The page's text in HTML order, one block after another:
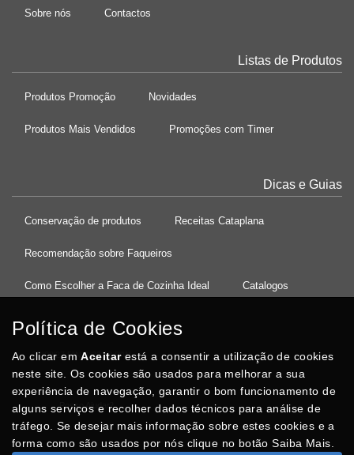
Sobre nós Contactos
Listas de Produtos
Produtos Promoção Novidades
Produtos Mais Vendidos Promoções com Timer
Dicas e Guias
Conservação de produtos Receitas Cataplana
Recomendação sobre Faqueiros
Como Escolher a Faca de Cozinha Ideal Catalogos
37°08'27.5"N 8°32'13.9"W
Posso Ajudar?
Política de Cookies
Ao clicar emAceitarestá a consentir a utilização de cookies
neste site. Os cookies são usados para melhorar a sua
experiência de navegação, garantir o bom funcionamento de
alguns serviços e recolher dados técnicos para análise de
tráfego. Se desejar mais informação sobre estes cookies e a
forma como são usados por nós clique no botão Saiba Mais.